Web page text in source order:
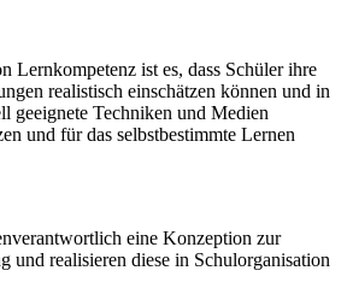
Lernkompetenz ist es, dass Schüler ihre
realistisch einschätzen können und in
geeignete Techniken und Medien
und für das selbstbestimmte Lernen
eine Konzeption zur
und realisieren diese in Schulorganisation